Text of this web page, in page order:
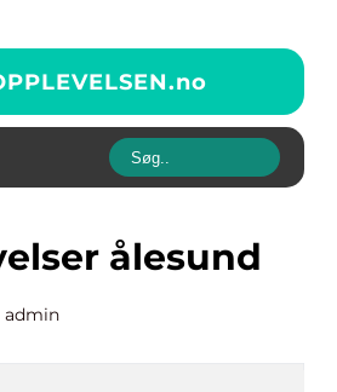
no
ålesund
admin